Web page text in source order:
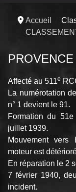
Accueil
Affecté au 511e
La numérotation
n° 1 devient le 91.
Formation du
juillet 1939.
Mouvement
moteur est
En réparation le 2
7 février 1940,
incident.